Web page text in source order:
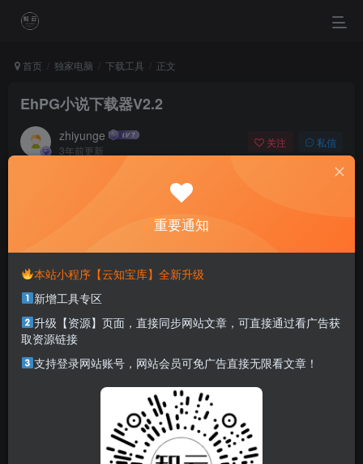
首页 独家电脑 下载工具 正文
EhPG小说下载器V2.2
zhiyunge
3年前更新
关注 私信
Behind every beautiful life, there has been some kind of
pain.
本站部分资源打包为压缩包以方便分享，涉及较多
解压密码，如果你下载的资源需要解压密码，请点
击解压密码查看
适用系统：Windows
重要通知
本站小程序【云知宝库】全新升级
新增工具专区
升级【资源】页面，直接同步网站文章，可直接通过看广告获
取资源链接
支持登录网站账号，网站会员可免广告直接无限看文章！